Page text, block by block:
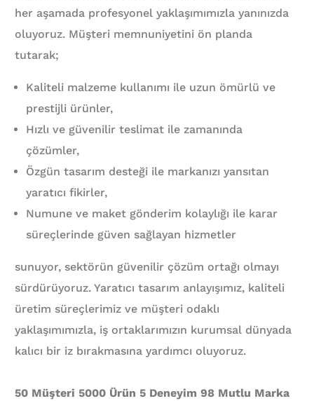
her aşamada profesyonel yaklaşımımızla yanınızda
oluyoruz. Müşteri memnuniyetini ön planda
tutarak;
Kaliteli malzeme kullanımı ile uzun ömürlü ve
prestijli ürünler,
Hızlı ve güvenilir teslimat ile zamanında
çözümler,
Özgün tasarım desteği ile markanızı yansıtan
yaratıcı fikirler,
Numune ve maket gönderim kolaylığı ile karar
süreçlerinde güven sağlayan hizmetler
sunuyor, sektörün güvenilir çözüm ortağı olmayı
sürdürüyoruz. Yaratıcı tasarım anlayışımız, kaliteli
üretim süreçlerimiz ve müşteri odaklı
yaklaşımımızla, iş ortaklarımızın kurumsal dünyada
kalıcı bir iz bırakmasına yardımcı oluyoruz.
50 Müşteri 5000 Ürün 5 Deneyim 98 Mutlu Marka